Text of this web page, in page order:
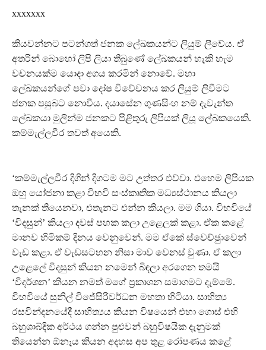
xxxxxxx
කියවන්නට පටන්ගත් ජනක ලේඛකයන්ට ලියුම් ලීවේය. ඒ
අතරින් බොහෝ ලිපි ලියා තිබුණේ ලේඛකයන් හැකි හැම
වචනයක්ම යොදා අගය කරමින් නොවේ. මහා
ලේඛකයන්ගේ පවා දෝෂ විවේචනය කර ලියුම් ලිවීමට
ජනක පසුබට නොවීය. දයාසේන ගුණසිංහ නම් දැවැන්ත
ලේඛකයා මුලින්ම ජනකට පිළිතුරු ලිපියක් ලියූ ලේඛකයෙකි.
කම්මැල්ලවීර තවත් අයෙකි.
‘කම්මැල්ලවීර දිගින් දිගටම මට උත්තර එව්වා. එහෙම ලිපියක
ඔහු යෝජනා කළා විභවි සංස්කෘතික මධ්‍යස්ථානය කියලා
තැනක් තියෙනවා, එතැනට එන්න කියලා. මම ගියා. විභවියේ
‘විදසුන්’ කියලා දවස් පහක කලා උළෙලක් කළා. ඒක කළේ
මානව හිමිකම් දිනය වෙනුවෙන්. මම ඒකේ ස්වෙච්ඡුාවෙන්
වැඩ කළා. ඒ වැඩසටහන නිසා මාව වෙනස් වුණා. ඒ කලා
උළෙලේ විදසුන් කියන නමෙන් බිඳලා අරගෙන තමයි
‘විදර්ශන’ කියන නමත් මගේ ප‍්‍රකාශන සමාගමට දැම්මේ.
විභවියේ සුනිල් විජේසිරිවර්ධන මහතා හිටියා. සාහිත්‍ය
රසවින්දනයේදී සාහිත්‍යය කියන විෂයෙන් එහා ගොස් එහි
බහුශාබ්දික අර්ථය ගන්න පුළුවන් බහුවිෂයික දැනුමක්
තියෙන්න ඕනෑය කියන අදහස අප තුළ රෝපණය කළේ